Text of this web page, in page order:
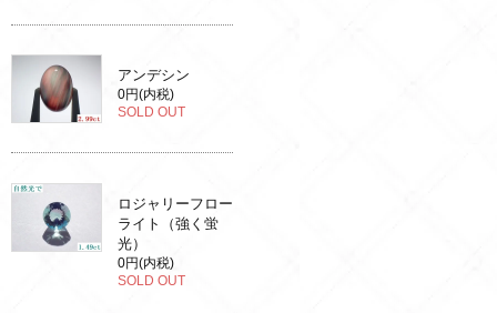
アンデシン
0円(内税)
SOLD OUT
ロジャリーフロー
ライト（強く蛍
光）
0円(内税)
SOLD OUT